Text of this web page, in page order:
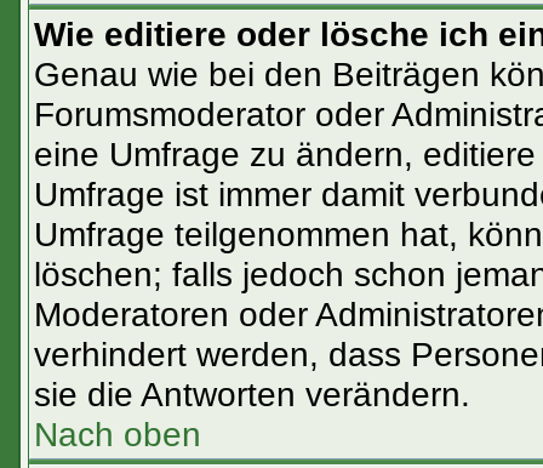
Wie editiere oder lösche ich
Genau wie bei den Beiträgen
Forumsmoderator oder
eine Umfrage zu ändern,
Umfrage ist immer damit
Umfrage teilgenommen hat,
löschen; falls jedoch schon
Moderatoren oder
verhindert werden, dass
sie die Antworten verändern.
Nach oben